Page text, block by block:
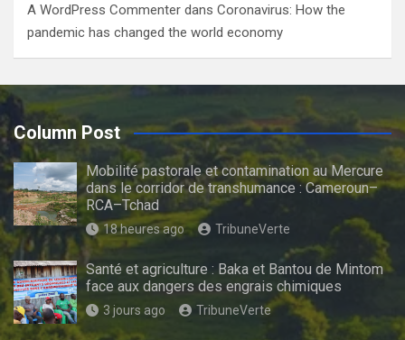
A WordPress Commenter dans Coronavirus: How the
pandemic has changed the world economy
Column Post
Mobilité pastorale et contamination au Mercure
dans le corridor de transhumance : Cameroun–
RCA–Tchad
18 heures ago TribuneVerte
Santé et agriculture : Baka et Bantou de Mintom
face aux dangers des engrais chimiques
3 jours ago TribuneVerte